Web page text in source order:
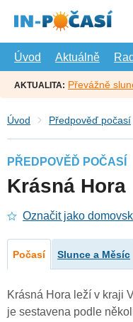
hlavní
Úvod
Aktuálně
AKTUALITA: Převážně
Úvod Předpověď počasí
PŘEDPOVĚĎ POČASÍ
Krásná Hora
Označit jako
Počasí Slunce a Měsíc
Krásná Hora leží v kraji
je sestavena podle